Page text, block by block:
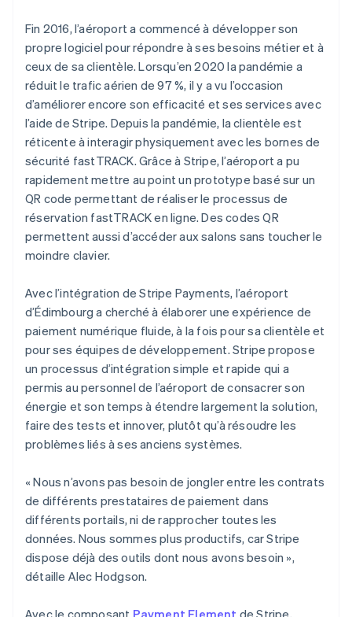
Fin 2016, l’aéroport a commencé à développer son
propre logiciel pour répondre à ses besoins métier et à
ceux de sa clientèle. Lorsqu’en 2020 la pandémie a
réduit le trafic aérien de 97 %, il y a vu l’occasion
d’améliorer encore son efficacité et ses services avec
l’aide de Stripe. Depuis la pandémie, la clientèle est
réticente à interagir physiquement avec les bornes de
sécurité fastTRACK. Grâce à Stripe, l’aéroport a pu
rapidement mettre au point un prototype basé sur un
QR code permettant de réaliser le processus de
réservation fastTRACK en ligne. Des codes QR
permettent aussi d’accéder aux salons sans toucher le
moindre clavier.
Avec l’intégration de Stripe Payments, l’aéroport
d’Édimbourg a cherché à élaborer une expérience de
paiement numérique fluide, à la fois pour sa clientèle et
pour ses équipes de développement. Stripe propose
un processus d’intégration simple et rapide qui a
permis au personnel de l’aéroport de consacrer son
énergie et son temps à étendre largement la solution,
faire des tests et innover, plutôt qu’à résoudre les
problèmes liés à ses anciens systèmes.
« Nous n’avons pas besoin de jongler entre les contrats
de différents prestataires de paiement dans
différents portails, ni de rapprocher toutes les
données. Nous sommes plus productifs, car Stripe
dispose déjà des outils dont nous avons besoin »,
détaille Alec Hodgson.
Avec le composant Payment Element de Stripe,